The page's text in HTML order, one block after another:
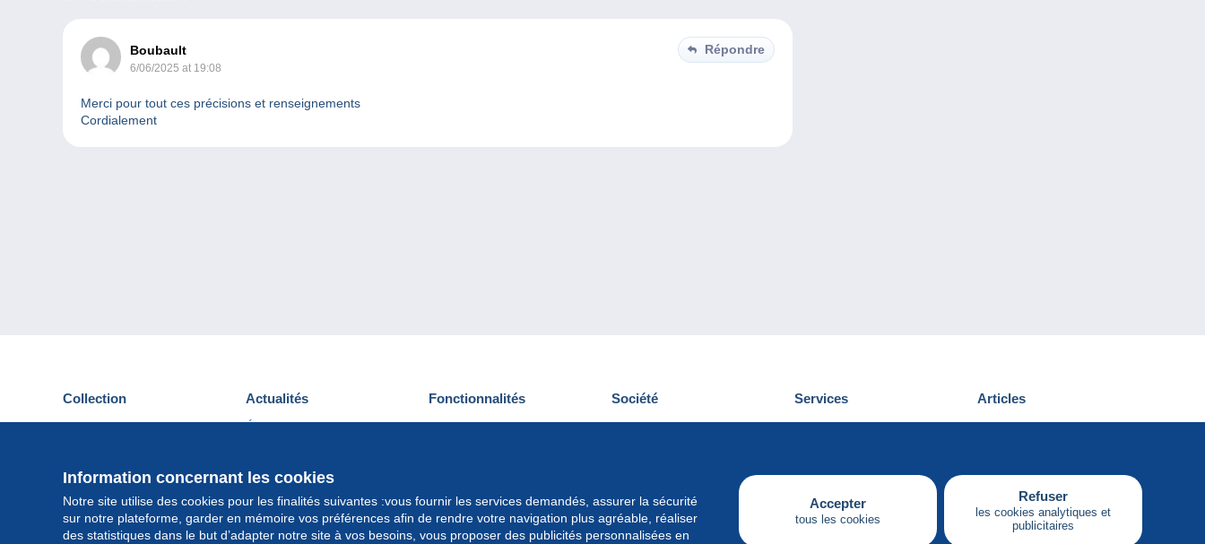
Boubault
6/06/2025 at 19:08
Répondre
Merci pour tout ces précisions et renseignements
Cordialement
Information concernant les cookies
Notre site utilise des cookies pour les finalités suivantes :vous fournir les services demandés, assurer la sécurité
sur notre plateforme, garder en mémoire vos préférences afin de rendre votre navigation plus agréable, réaliser
des statistiques dans le but d’adapter notre site à vos besoins, vous proposer des publicités personnalisées en
Accepter
tous les cookies
Refuser
les cookies analytiques et
publicitaires
Collection
Cartes postales
Monnaies & Billets
Actualités
Événements Delcampe
Fonctionnalités
Nouveautés
Société
Qui sommes-nous
Services
Découvrir Delcampe
Articles